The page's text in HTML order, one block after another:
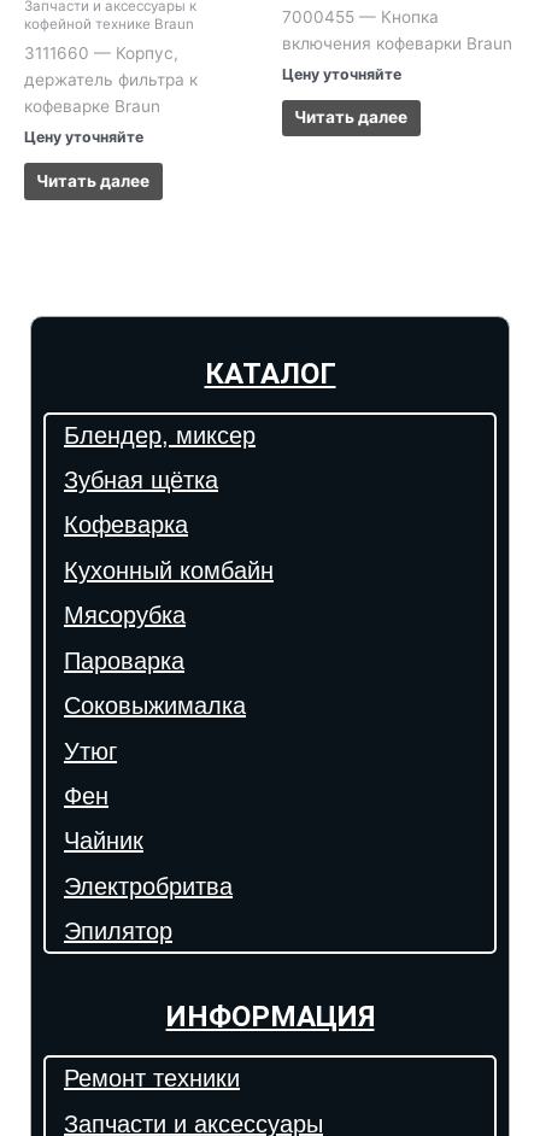
Запчасти и аксессуары к
кофейной технике Braun
3111660 — Корпус,
держатель фильтра к
кофеварке Braun
Цену уточняйте
Читать далее
7000455 — Кнопка
включения кофеварки Braun
Цену уточняйте
Читать далее
КАТАЛОГ
Блендер, миксер
Зубная щётка
Кофеварка
Кухонный комбайн
Мясорубка
Пароварка
Соковыжималка
Утюг
Фен
Чайник
Электробритва
Эпилятор
ИНФОРМАЦИЯ
Ремонт техники
Запчасти и аксессуары